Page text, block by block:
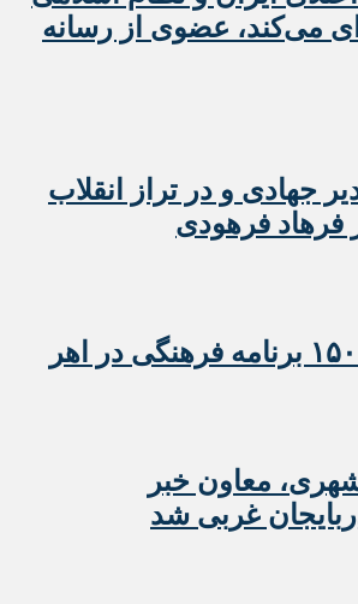
می‌کند، عضوی از رسانه
جهادی و در تراز انقلاب
فرهاد فرهودی
معاون خبر
غربی شد